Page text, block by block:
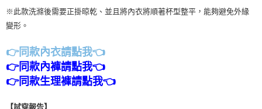
※此款洗滌後需要正掛晾乾、並且將內衣將順著杯型整平，能夠避免外緣
變形。
👉同款內衣請點我👈
👉同款內褲請點我👈
👉同款生理褲請點我👈
【試穿報告】